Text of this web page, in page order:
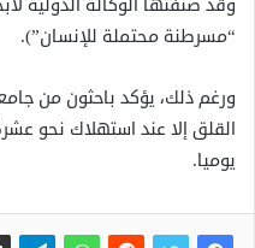
“مسرطنة محتملة للإنسان”).
ورغم ذلك، يؤكد باحثون من
القلق إلا عند استهلاك نحو
يوميا.